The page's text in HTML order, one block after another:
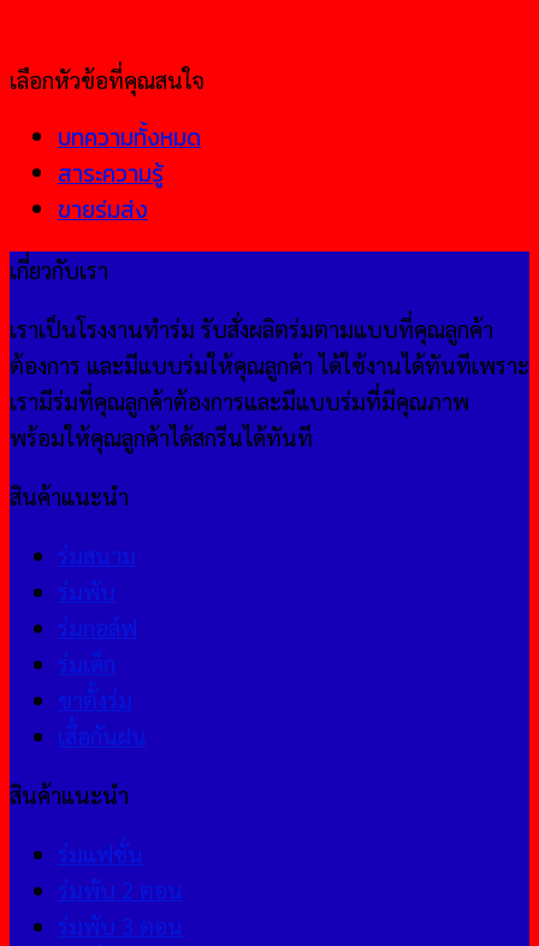
เลือกหัวข้อที่คุณสนใจ
บทความทั้งหมด
สาระความรู้
ขายร่มส่ง
เกี่ยวกับเรา
เราเป็นโรงงานทำร่ม รับสั่งผลิตร่มตามแบบที่คุณลูกค้า
ต้องการ และมีแบบร่มให้คุณลูกค้า ได้ใช้งานได้ทันทีเพราะ
เรามีร่มที่คุณลูกค้าต้องการและมีแบบร่มที่มีคุณภาพ
พร้อมให้คุณลูกค้าได้สกรีนได้ทันที
สินค้าแนะนำ
ร่มสนาม
ร่มพับ
ร่มกอล์ฟ
ร่มเด็ก
ขาตั้งร่ม
เสื้อกันฝน
สินค้าแนะนำ
ร่มแฟชั่น
ร่มพับ 2 ตอน
ร่มพับ 3 ตอน